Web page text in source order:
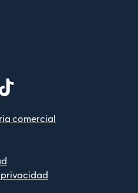
nueva)nueva)
ventana nueva)
en una ventana nueva)
abre en una ventana nueva)
comercial